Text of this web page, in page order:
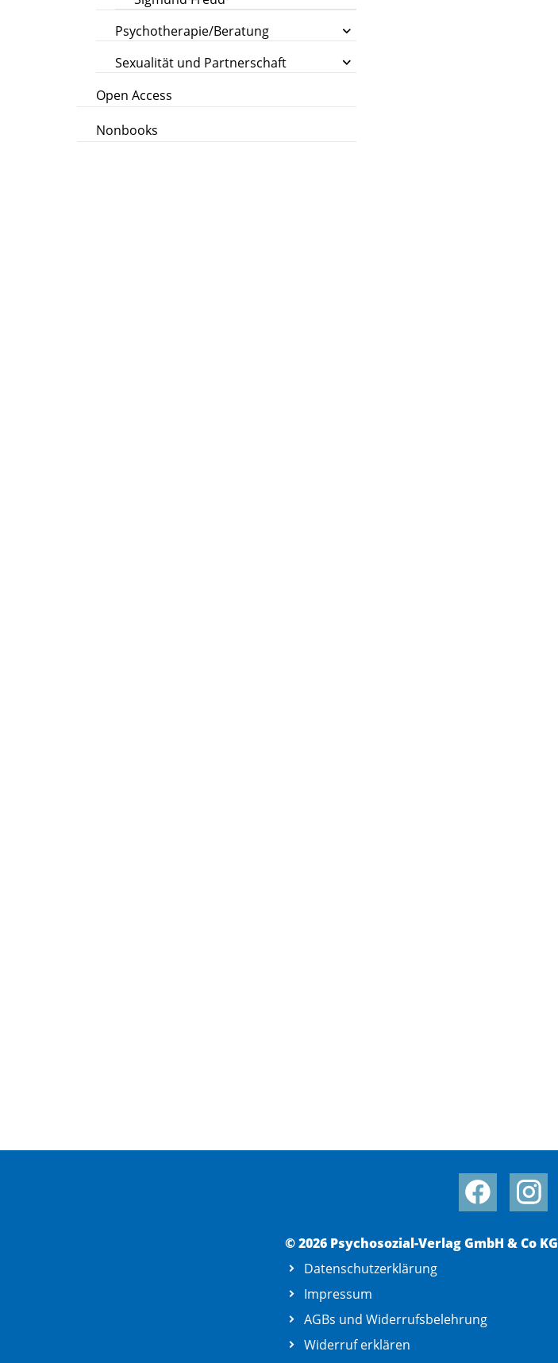
Psychotherapie/Beratung
Sexualität und Partnerschaft
Open Access
Nonbooks
© 2026 Psychosozial-Verlag GmbH & Co KG
Datenschutzerklärung
Impressum
AGBs und Widerrufsbelehrung
Widerruf erklären